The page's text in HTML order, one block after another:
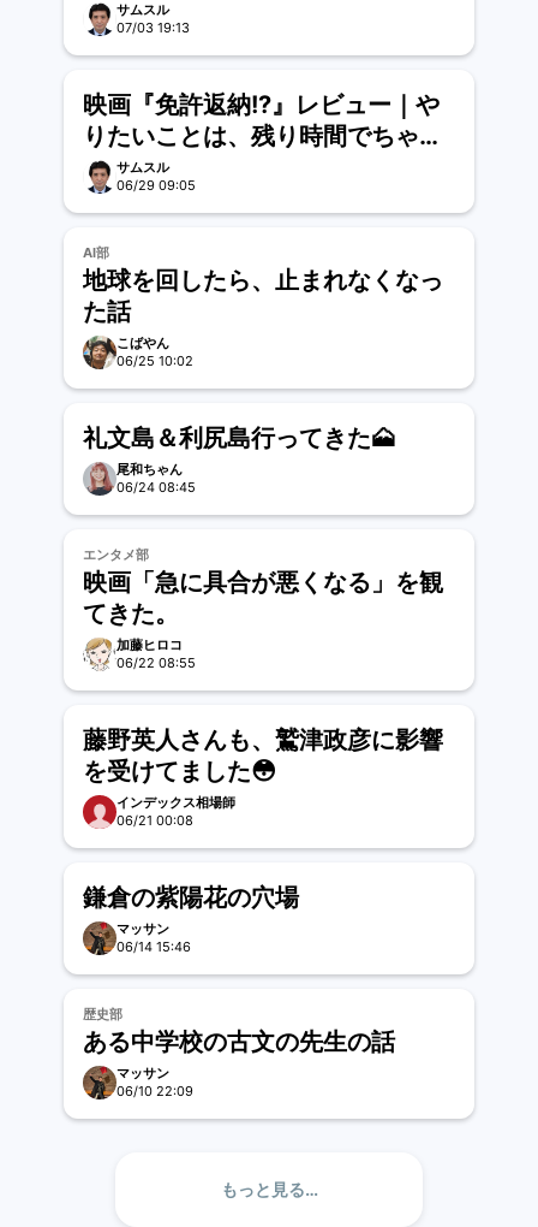
サムスル
07/03 19:13
映画『免許返納!?』レビュー｜や
りたいことは、残り時間でちゃん
とやればいい！
サムスル
06/29 09:05
AI部
地球を回したら、止まれなくなっ
た話
こばやん
06/25 10:02
礼文島＆利尻島行ってきた🗻
尾和ちゃん
06/24 08:45
エンタメ部
映画「急に具合が悪くなる」を観
てきた。
加藤ヒロコ
06/22 08:55
藤野英人さんも、鷲津政彦に影響
を受けてました😳
インデックス相場師
06/21 00:08
鎌倉の紫陽花の穴場
マッサン
06/14 15:46
歴史部
ある中学校の古文の先生の話
マッサン
06/10 22:09
もっと見る…